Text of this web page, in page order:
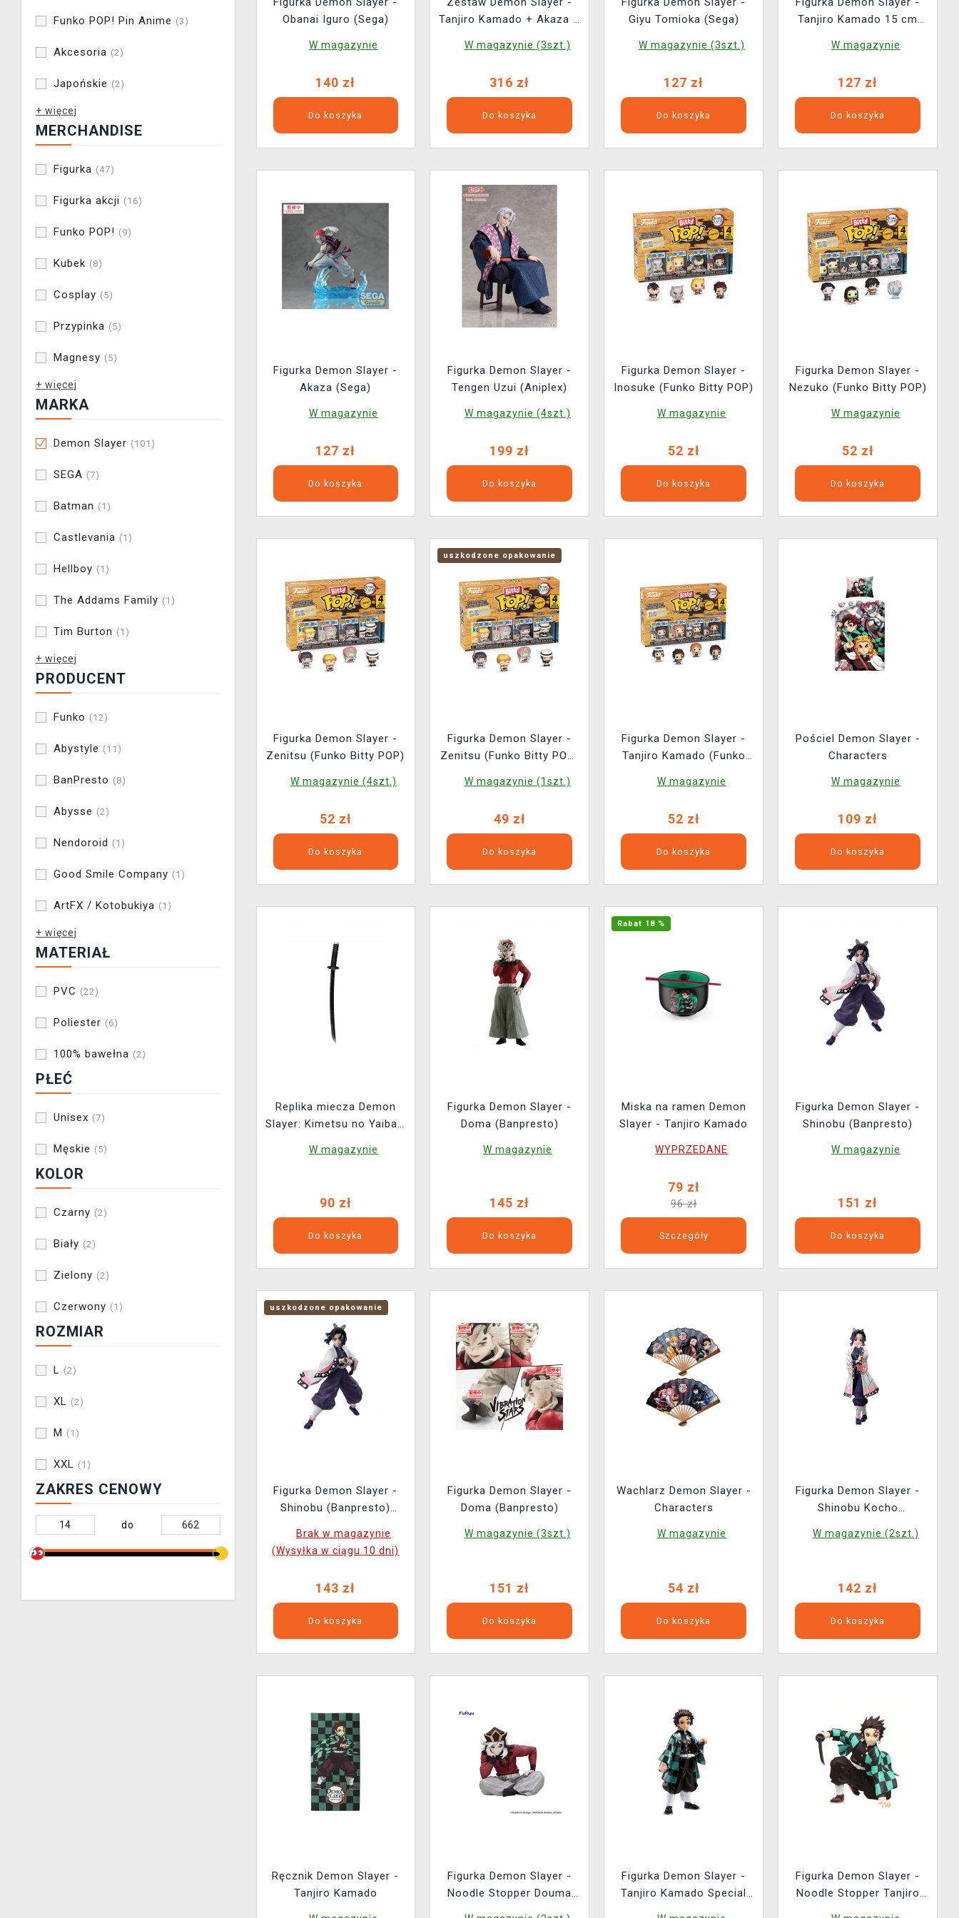
Funko POP! Pin Anime (3)
Akcesoria (2)
Japońskie (2)
+ więcej
MERCHANDISE
Figurka (47)
Figurka akcji (16)
Funko POP! (9)
Kubek (8)
Cosplay (5)
Przypinka (5)
Magnesy (5)
+ więcej
MARKA
Demon Slayer (101)
SEGA (7)
Batman (1)
Castlevania (1)
Hellboy (1)
The Addams Family (1)
Tim Burton (1)
+ więcej
PRODUCENT
Funko (12)
Abystyle (11)
BanPresto (8)
Abysse (2)
Nendoroid (1)
Good Smile Company (1)
ArtFX / Kotobukiya (1)
+ więcej
MATERIAŁ
PVC (22)
Poliester (6)
100% bawełna (2)
PŁEĆ
Unisex (7)
Męskie (5)
KOLOR
Czarny (2)
Biały (2)
Zielony (2)
Czerwony (1)
ROZMIAR
L (2)
XL (2)
M (1)
XXL (1)
ZAKRES CENOWY
do
Obanai Iguro (Sega)
W magazynie
140 zł
Do koszyka
Tanjiro Kamado + Akaza +
W magazynie (3szt.)
316 zł
Do koszyka
Giyu Tomioka (Sega)
W magazynie (3szt.)
127 zł
Do koszyka
Tanjiro Kamado 15 cm
W magazynie
127 zł
Do koszyka
Figurka Demon Slayer -
Akaza (Sega)
W magazynie
127 zł
Do koszyka
Figurka Demon Slayer -
Tengen Uzui (Aniplex)
W magazynie (4szt.)
199 zł
Do koszyka
Figurka Demon Slayer -
Inosuke (Funko Bitty POP)
W magazynie
52 zł
Do koszyka
Figurka Demon Slayer -
Nezuko (Funko Bitty POP)
W magazynie
52 zł
Do koszyka
Figurka Demon Slayer -
Zenitsu (Funko Bitty POP)
W magazynie (4szt.)
52 zł
Do koszyka
uszkodzone opakowanie
Figurka Demon Slayer -
Zenitsu (Funko Bitty POP)
W magazynie (1szt.)
49 zł
Do koszyka
Figurka Demon Slayer -
Tanjiro Kamado (Funko
W magazynie
52 zł
Do koszyka
Pościel Demon Slayer -
Characters
W magazynie
109 zł
Do koszyka
Replika miecza Demon
Slayer: Kimetsu no Yaiba -
W magazynie
90 zł
Do koszyka
Figurka Demon Slayer -
Doma (Banpresto)
W magazynie
145 zł
Do koszyka
Rabat 18 %
Miska na ramen Demon
Slayer - Tanjiro Kamado
WYPRZEDANE
79 zł
96 zł
Szczegóły
Figurka Demon Slayer -
Shinobu (Banpresto)
W magazynie
151 zł
Do koszyka
uszkodzone opakowanie
Figurka Demon Slayer -
Shinobu (Banpresto)
Brak w magazynie
(Wysyłka w ciągu 10 dni)
143 zł
Do koszyka
Figurka Demon Slayer -
Doma (Banpresto)
W magazynie (3szt.)
151 zł
Do koszyka
Wachlarz Demon Slayer -
Characters
W magazynie
54 zł
Do koszyka
Figurka Demon Slayer -
Shinobu Kocho
to)
W magazynie (2szt.)
142 zł
Do koszyka
Ręcznik Demon Slayer -
Tanjiro Kamado
Figurka Demon Slayer -
Noodle Stopper Douma
Figurka Demon Slayer -
Tanjiro Kamado Special
Figurka Demon Slayer -
Noodle Stopper Tanjiro